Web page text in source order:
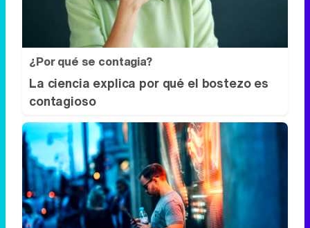
¿Por qué se contagia?
La ciencia explica por qué el bostezo es
contagioso